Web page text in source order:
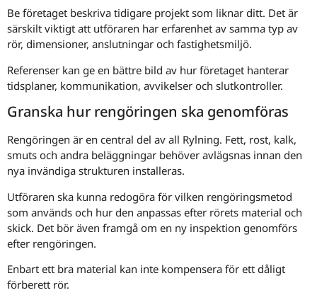
Be företaget beskriva tidigare projekt som liknar ditt. Det är
särskilt viktigt att utföraren har erfarenhet av samma typ av
rör, dimensioner, anslutningar och fastighetsmiljö.
Referenser kan ge en bättre bild av hur företaget hanterar
tidsplaner, kommunikation, avvikelser och slutkontroller.
Granska hur rengöringen ska genomföras
Rengöringen är en central del av all Rylning. Fett, rost, kalk,
smuts och andra beläggningar behöver avlägsnas innan den
nya invändiga strukturen installeras.
Utföraren ska kunna redogöra för vilken rengöringsmetod
som används och hur den anpassas efter rörets material och
skick. Det bör även framgå om en ny inspektion genomförs
efter rengöringen.
Enbart ett bra material kan inte kompensera för ett dåligt
förberett rör.